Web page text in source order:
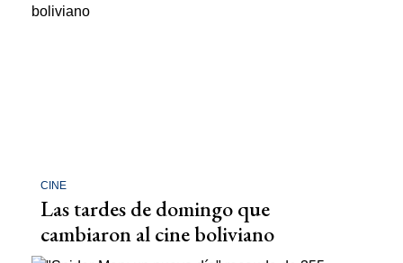
CINE
Las tardes de domingo que
cambiaron al cine boliviano